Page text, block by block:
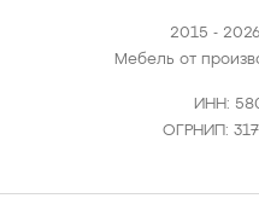
2015 -
Мебель от
ИНН:
ОГРНИП: